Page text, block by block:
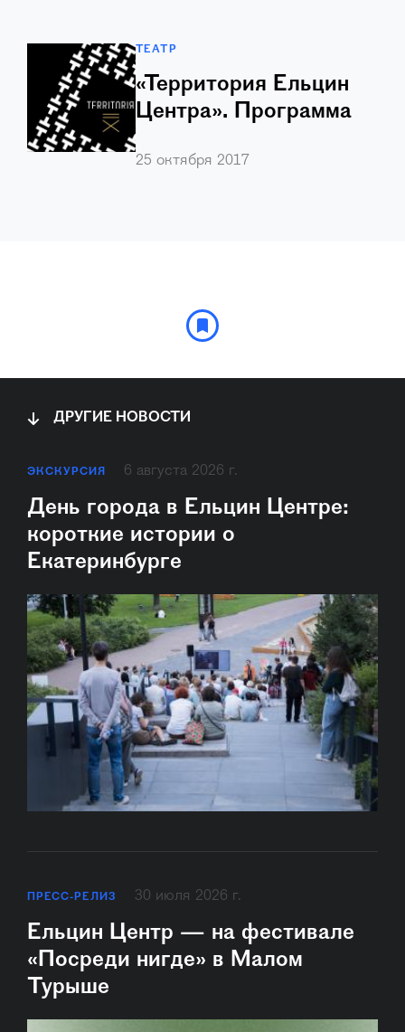
ТЕАТР
«Территория Ельцин
Центра». Программа
С 28 ноября по 3 декабря в
25 октября 2017
ДРУГИЕ НОВОСТИ
ЭКСКУРСИЯ 6 августа 2026 г.
День города в Ельцин Центре:
короткие истории о
Екатеринбурге
ПРЕСС-РЕЛИЗ 30 июля 2026 г.
Ельцин Центр — на фестивале
«Посреди нигде» в Малом
Турыше